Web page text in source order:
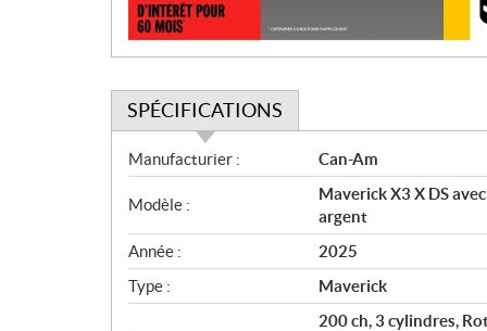
n
SPÉCIFICATIONS
S
p
é
c
i
f
i
Manufacturier : Can-Am
Modèle :
Maverick X3 X DS
argent
Année :
2025
Type :
Maverick
200 ch, 3 cylindres,